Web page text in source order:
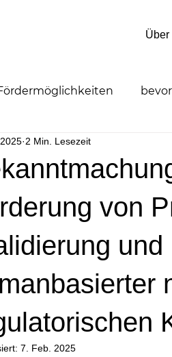
Über
Veranstaltungen
von
2 Min. Lesezeit
7. Feb. 2025